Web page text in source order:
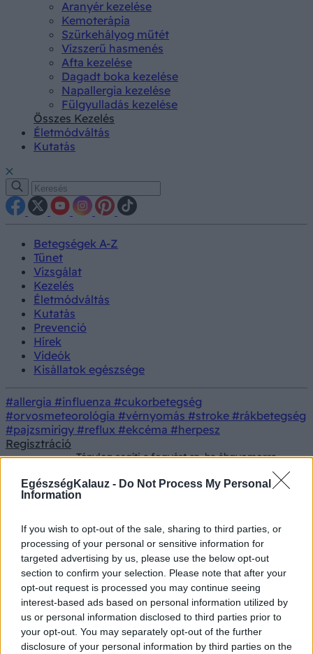
EgészségKalauz - Do Not Process My Personal
Information
If you wish to opt-out of the sale, sharing to third parties, or
processing of your personal or sensitive information for
targeted advertising by us, please use the below opt-out
section to confirm your selection. Please note that after your
opt-out request is processed you may continue seeing
interest-based ads based on personal information utilized by
us or personal information disclosed to third parties prior to
your opt-out. You may separately opt-out of the further
disclosure of your personal information by third parties on the
Aranyér kezelése
Kemoterápia
Szürkehályog műtét
Vízszerű hasmenés
Afta kezelése
Dagadt boka kezelése
Napallergia kezelése
Fülgyulladás kezelése
Összes Kezelés
Életmódváltás
Kutatás
Betegségek A-Z
Tünet
Vizsgálat
Kezelés
Életmódváltás
Kutatás
Prevenció
Hírek
Videók
Kisállatok egészsége
#allergia #influenza #cukorbetegség
#orvosmeteorológia #vérnyomás #stroke #rákbetegség
#pajzsmirigy #reflux #ekcéma #herpesz
Regisztráció
Tényleg segíti a fogyást az, ha éhgyomorra
kutatók
éhgyomorra fekete kávét iszik? Ezt
mondják erről a kutatók